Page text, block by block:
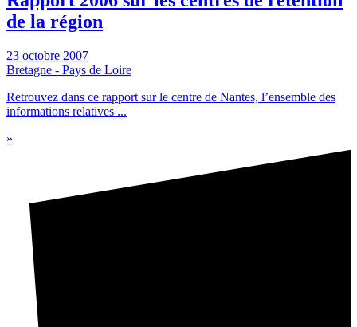
de la région
23 octobre 2007
Bretagne - Pays de Loire
Retrouvez dans ce rapport sur le centre de Nantes, l’ensemble des
informations relatives ...
»